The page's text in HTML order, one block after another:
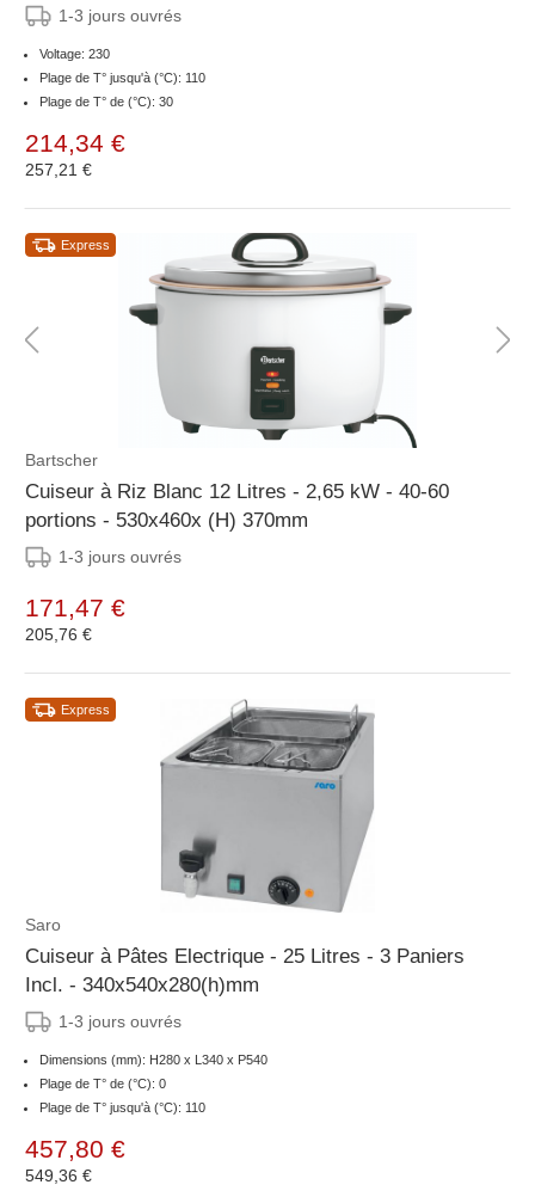
1-3 jours ouvrés
Voltage: 230
Plage de T° jusqu'à (°C): 110
Plage de T° de (°C): 30
214,34 €
257,21 €
Express
Bartscher
Cuiseur à Riz Blanc 12 Litres - 2,65 kW - 40-60
portions - 530x460x (H) 370mm
1-3 jours ouvrés
171,47 €
205,76 €
Express
Saro
Cuiseur à Pâtes Electrique - 25 Litres - 3 Paniers
Incl. - 340x540x280(h)mm
1-3 jours ouvrés
Dimensions (mm): H280 x L340 x P540
Plage de T° de (°C): 0
Plage de T° jusqu'à (°C): 110
457,80 €
549,36 €